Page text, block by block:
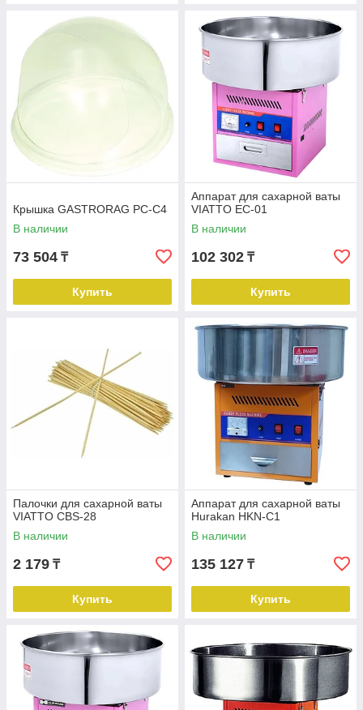
Крышка GASTRORAG PC-C4
В наличии
73 504 ₸
Купить
Аппарат для сахарной ваты
VIATTO EC-01
В наличии
102 302 ₸
Купить
Палочки для сахарной ваты
VIATTO CBS-28
В наличии
2 179 ₸
Купить
Аппарат для сахарной ваты
Hurakan HKN-C1
В наличии
135 127 ₸
Купить